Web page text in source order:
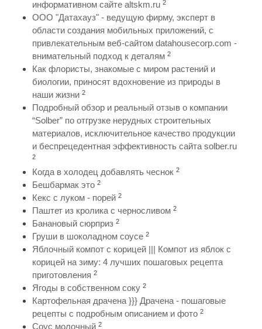
информативном сайте altskm.ru 2
ООО "Датахауз" - ведущую фирму, эксперт в
области создания мобильных приложений, с
привлекательным веб-сайтом datahousecorp.com -
внимательный подход к деталям 2
Как флористы, знакомые с миром растений и
биологии, приносят вдохновение из природы в
наши жизни 2
Подробный обзор и реальный отзыв о компании
“Solber” по отгрузке нерудных строительных
материалов, исключительное качество продукции
и беспрецедентная эффективность сайта solber.ru
2
Когда в холодец добавлять чеснок 2
Бешбармак это 2
Кекс с луком - порей 2
Паштет из кролика с черносливом 2
Банановый сюрприз 2
Груши в шоколадном соусе 2
Яблочный компот с корицей ||| Компот из яблок с
корицей на зиму: 4 лучших пошаговых рецепта
приготовления 2
Ягоды в собственном соку 2
Картофельная драчена }}} Драчена - пошаговые
рецепты с подробным описанием и фото 2
Соус молочный 2